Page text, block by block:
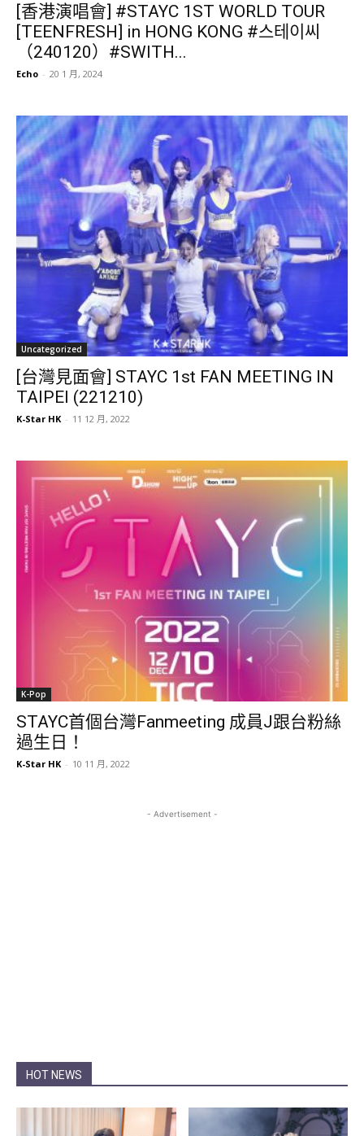
[香港演唱會] #STAYC 1ST WORLD TOUR
[TEENFRESH] in HONG KONG #스테이씨
（240120）#SWITH...
Echo - 20 1 月, 2024
Uncategorized
[台灣見面會] STAYC 1st FAN MEETING IN
TAIPEI (221210)
K-Star HK - 11 12 月, 2022
K-Pop
STAYC首個台灣Fanmeeting 成員J跟台粉絲
過生日！
K-Star HK - 10 11 月, 2022
- Advertisement -
HOT NEWS